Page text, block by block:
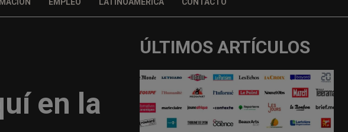
EMPLEO LATINOAMÉRICA CONTACTO
en la
ÚLTIMOS ARTÍCULOS